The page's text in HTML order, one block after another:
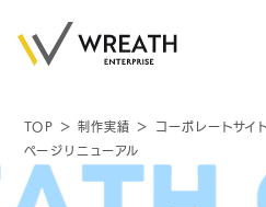
大阪・南森町、
ホームページ
TOP ＞ 制作実績 ＞ コーポレートサイ
ページリニューアル